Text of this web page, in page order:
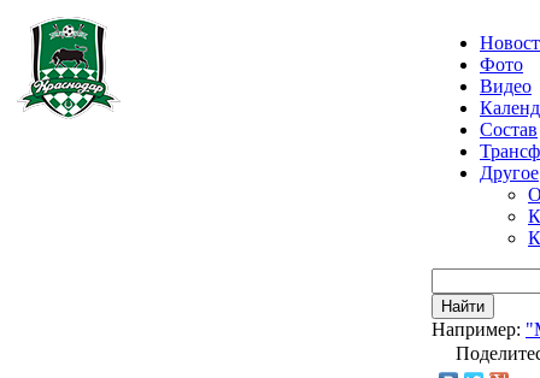
Фото
Видео
Состав
Другое
Найти
Например: